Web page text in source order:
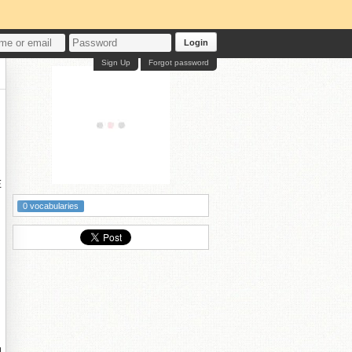
Login
Forgot password
Sign Up
0 vocabularies